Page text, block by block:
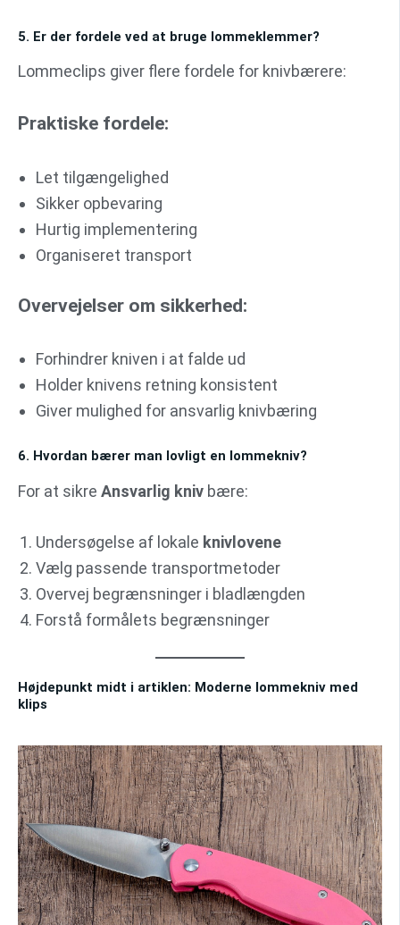
5. Er der fordele ved at bruge lommeklemmer?
Lommeclips giver flere fordele for knivbærere:
Praktiske fordele:
Let tilgængelighed
Sikker opbevaring
Hurtig implementering
Organiseret transport
Overvejelser om sikkerhed:
Forhindrer kniven i at falde ud
Holder knivens retning konsistent
Giver mulighed for ansvarlig knivbæring
6. Hvordan bærer man lovligt en lommekniv?
For at sikre Ansvarlig kniv bære:
Undersøgelse af lokale knivlovene
Vælg passende transportmetoder
Overvej begrænsninger i bladlængden
Forstå formålets begrænsninger
Højdepunkt midt i artiklen: Moderne lommekniv med
klips